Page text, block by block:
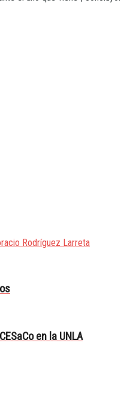
Rodríguez Larreta
en la UNLA